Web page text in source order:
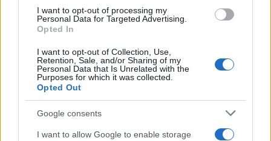
I want to opt-out of processing my
Personal Data for Targeted Advertising.
Opted In
I want to opt-out of Collection, Use,
Retention, Sale, and/or Sharing of my
Personal Data that Is Unrelated with the
Purposes for which it was collected.
Opted Out
Google consents
I want to allow Google to enable storage
#Libanon